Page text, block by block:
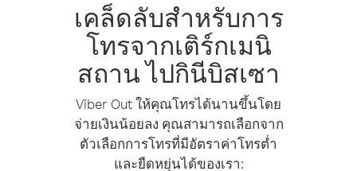
เคล็ดลับสำหรับการ
โทรจากเติร์กเมนิ
สถาน ไปกินีบิสเซา
Viber Out ให้คุณโทรได้นานขึ้นโดย
จ่ายเงินน้อยลง คุณสามารถเลือกจาก
ตัวเลือกการโทรที่มีอัตราค่าโทรต่ำ
และยืดหยุ่นได้ของเรา: